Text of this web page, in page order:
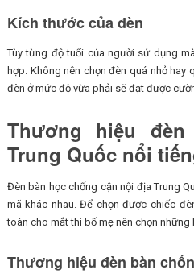
Kích thước của đèn
Tùy từng độ tuổi của người sử dụng
hợp. Không nên chọn đèn quá nhỏ
đèn ở mức độ vừa phải sẽ đạt được
Thương hiệu
Trung Quốc nổi
Đèn bàn học chống cận nội địa Trung
mã khác nhau. Để chọn được chiếc
toàn cho mắt thì bố mẹ nên chọn
Thương hiệu đèn bàn